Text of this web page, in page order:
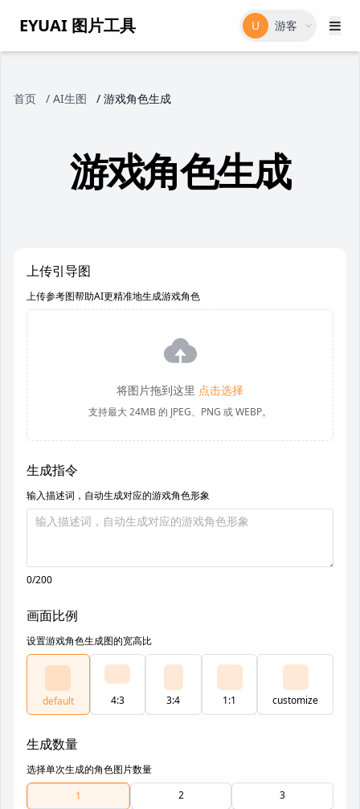
EYUAI 图片工具 U 游客
首页 / AI生图 / 游戏角色生成
游戏角色生成
上传引导图
上传参考图帮助AI更精准地生成游戏角色
将图片拖到这里 点击选择
支持最大 24MB 的 JPEG、PNG 或 WEBP。
生成指令
输入描述词，自动生成对应的游戏角色形象
0/200
画面比例
设置游戏角色生成图的宽高比
default 4:3 3:4 1:1 customize
生成数量
选择单次生成的角色图片数量
1
2 3